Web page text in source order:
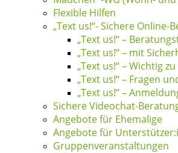
Flexible Hilfen
„Text us!“- Sichere
„Text us!“ –
„Text us!“ – mit
„Text us!“ – Wichtig
„Text us!“ – Fragen
„Text us!“ –
Sichere Videochat-
Angebote für Ehemalige
Angebote für
Gruppenveranstaltungen